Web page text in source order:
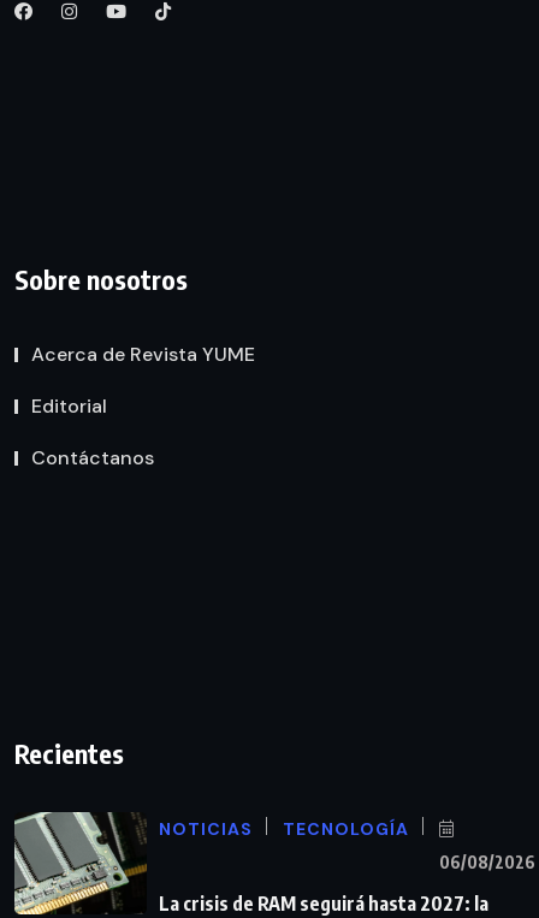
Sobre nosotros
Acerca de Revista YUME
Editorial
Contáctanos
Recientes
NOTICIAS TECNOLOGÍA
06/08/2026
La crisis de RAM seguirá hasta 2027: la